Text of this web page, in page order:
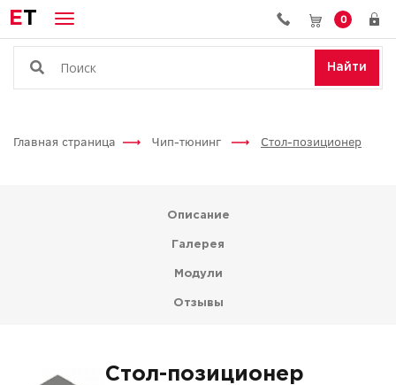
ET 0
Найти
Главная страница Чип-тюнинг Стол-позиционер
Описание
Галерея
Модули
Отзывы
Стол-позиционер